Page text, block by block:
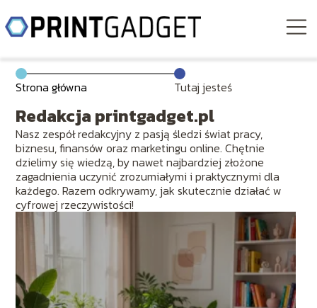
Strona główna Tutaj jesteś
Redakcja printgadget.pl
Nasz zespół redakcyjny z pasją śledzi świat pracy,
biznesu, finansów oraz marketingu online. Chętnie
dzielimy się wiedzą, by nawet najbardziej złożone
zagadnienia uczynić zrozumiałymi i praktycznymi dla
każdego. Razem odkrywamy, jak skutecznie działać w
cyfrowej rzeczywistości!